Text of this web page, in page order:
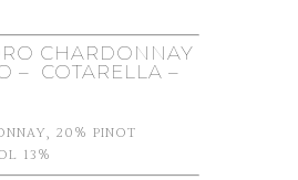
CHARDONNAY
– COTARELLA –
20% PINOT
13%